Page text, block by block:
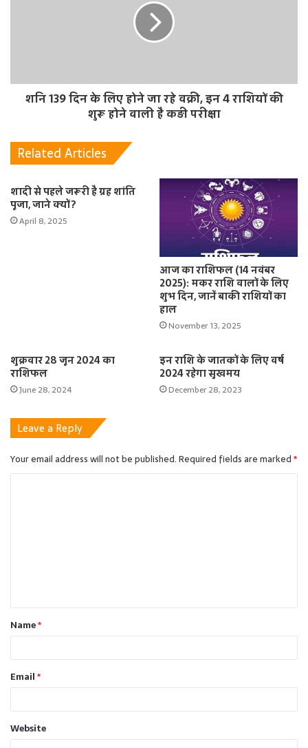
शनि 139 दिन के लिए होने जा रहे वक्री, इन 4 राशियों की
शुरू होने वाली है कड़ी परीक्षा
Related Articles
शादी से पहले जरूरी है ग्रह शांति
पूजा, जाने क्यों ?
April 8, 2025
आज का राशिफल (14 नवंबर
2025): मकर राशि वालों के लिए
शुभ दिन, जानें बाकी राशियों का
हाल
November 13, 2025
शुक्रवार 28 जून 2024 का
राशिफल
June 28, 2024
इन राशि के जातकों के लिए वर्ष
2024 रहेगा सुखमय
December 28, 2023
Leave a Reply
Your email address will not be published.Required fields are marked*
t
*Name*
Email*
Website